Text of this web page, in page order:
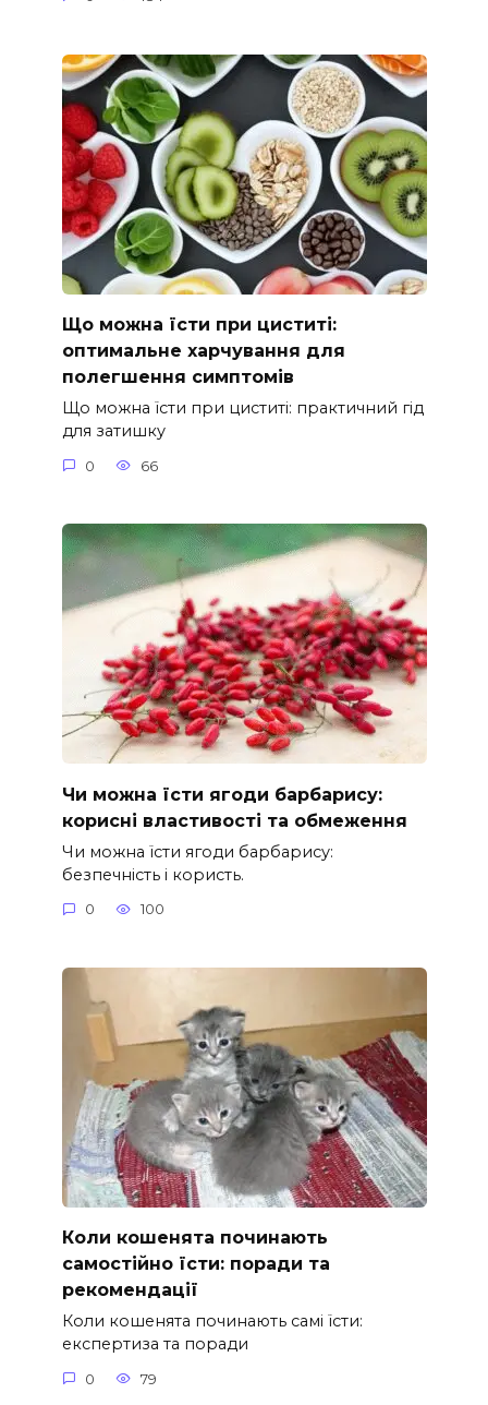
Що можна їсти при циститі:
оптимальне харчування для
полегшення симптомів
Що можна їсти при циститі: практичний гід
для затишку
0 66
Чи можна їсти ягоди барбарису:
корисні властивості та обмеження
Чи можна їсти ягоди барбарису:
безпечність і користь.
0 100
Коли кошенята починають
самостійно їсти: поради та
рекомендації
Коли кошенята починають самі їсти:
експертиза та поради
0 79